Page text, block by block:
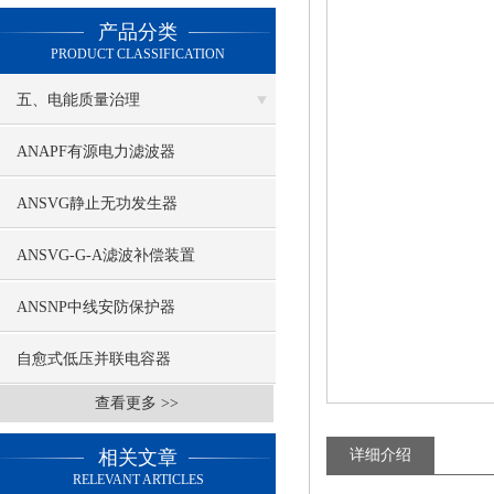
产品分类
PRODUCT CLASSIFICATION
五、电能质量治理
ANAPF有源电力滤波器
ANSVG静止无功发生器
ANSVG-G-A滤波补偿装置
ANSNP中线安防保护器
自愈式低压并联电容器
查看更多 >>
相关文章
RELEVANT ARTICLES
详细介绍